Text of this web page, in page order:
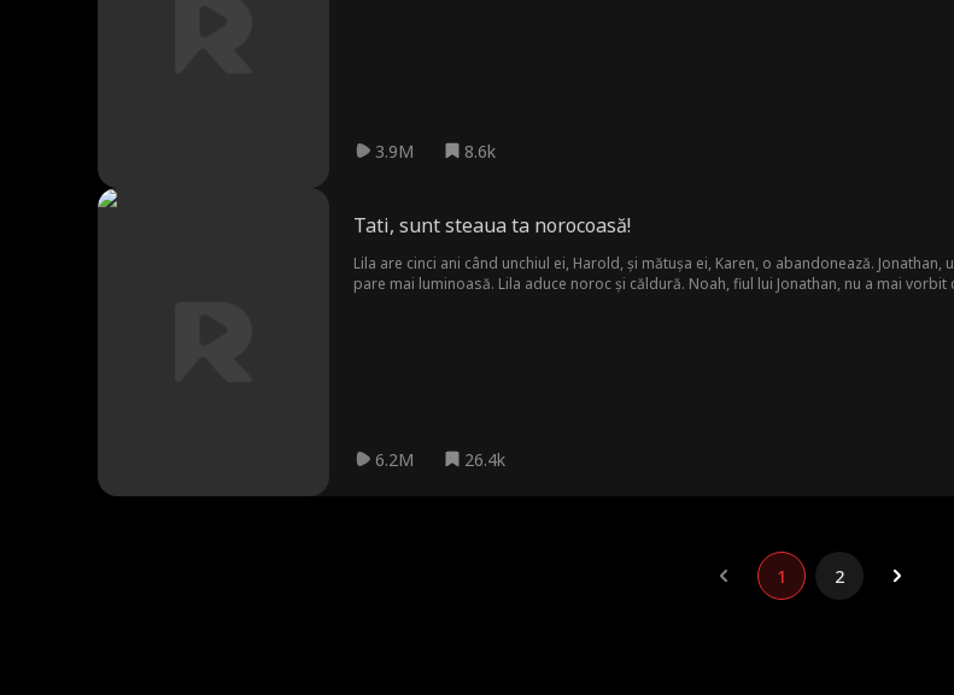
3.9M 8.6k
Tati, sunt steaua ta norocoasă!
Lila are cinci ani când unchiul ei, Harold, și mătușa ei, Karen, o abandonează.
pare mai luminoasă. Lila aduce noroc și căldură. Noah, fiul lui Jonathan, nu a mai vorbit de mult timp. Cu Lila alături, își găsește în sfârșit vocea. La o licitație, îl ajută pe
6.2M 26.4k
1 2